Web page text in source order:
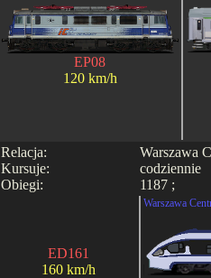
EP08
120 km/h
Relacja:
Kursuje:
Obiegi:
Warszawa
codziennie
1187 ;
ED161
160 km/h
Warszawa